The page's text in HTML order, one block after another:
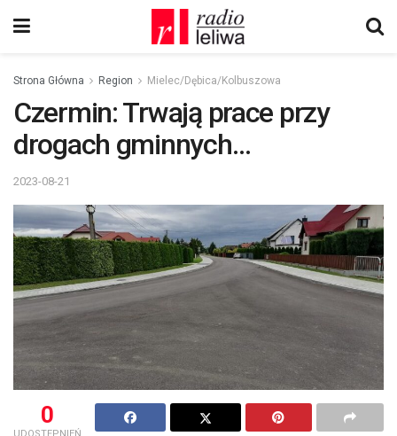
Strona Główna Region Mielec/Dębica/Kolbuszowa
Czermin: Trwają prace przy
drogach gminnych…
2023-08-21
0
UDOSTĘPNIEŃ